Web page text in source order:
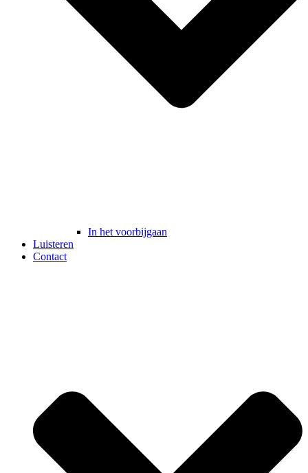
In het voorbijgaan
Luisteren
Contact